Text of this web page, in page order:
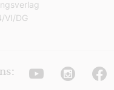
VI/DG
Youtube